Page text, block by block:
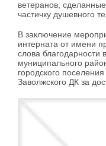
ветеранов,
частичку душевного
В заключение
интерната от имени
слова благодарности
муниципального
городского
Заволжского ДК за